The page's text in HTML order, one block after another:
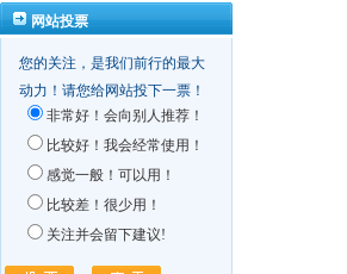
网站投票
您的关注，是我们前行的最大
动力！请您给网站投下一票！
非常好！会向别人推荐！
比较好！我会经常使用！
感觉一般！可以用！
比较差！很少用！
关注并会留下建议!